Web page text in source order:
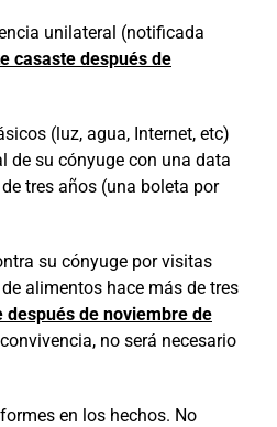
unilateral (notificada
casaste después de
(luz, agua, Internet, etc)
de su cónyuge con una data
tres años (una boleta por
su cónyuge por visitas
alimentos hace más de tres
después de noviembre de
no será necesario
en los hechos. No